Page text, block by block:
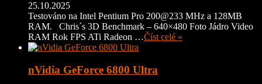
25.10.2025
Testováno na Intel Pentium Pro 200@233 MHz a 128MB
RAM. Chris´s 3D Benchmark – 640×480 Foto Jádro Video
RAM Rok FPS ATi Radeon …Číst celé »
nVidia GeForce 6800 Ultra